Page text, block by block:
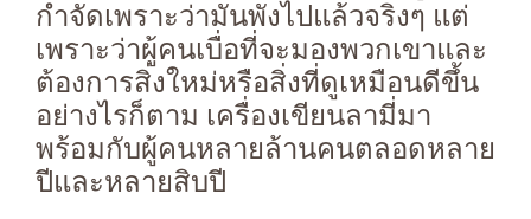
กำจัดเพราะว่ามันพังไปแล้วจริงๆ แต่
เพราะว่าผู้คนเบื่อที่จะมองพวกเขาและ
ต้องการสิ่งใหม่หรือสิ่งที่ดูเหมือนดีขึ้น
อย่างไรก็ตาม เครื่องเขียนลามี่มา
พร้อมกับผู้คนหลายล้านคนตลอดหลาย
ปีและหลายสิบปี